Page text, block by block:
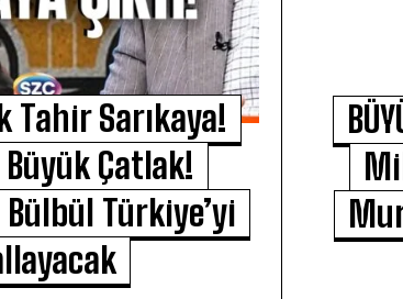
Tahir Sarıkaya!
Büyük Çatlak!
Türkiye’yi